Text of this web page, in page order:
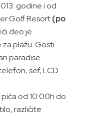
godine i od
Golf Resort(po
deo je
plažu. Gosti
paradise
sef, LCD
od 10:00h do
različite